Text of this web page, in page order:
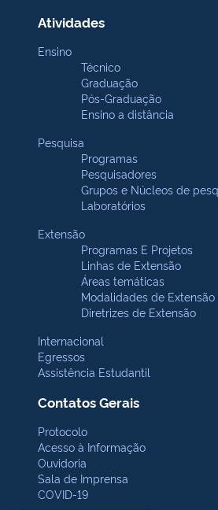
Atividades
Ensino
Técnico
Graduação
Pós-Graduação
Ensino a distância
Pesquisa
Programas
Pesquisadores
Grupos e Núcleos de
Laboratórios
Extensão
Programas E Projetos
Linhas de Extensão
Áreas temáticas
Modalidades de Extensão
Diretrizes de Extensão
Internacional
Egressos
Assistência Estudantil
Contatos Gerais
Protocolo
Acesso à Informação
Ouvidoria
Sala de Imprensa
COVID-19